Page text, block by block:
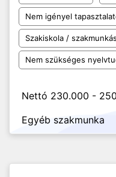
Nem igényel
Szakiskola /
Nem szükséges
Nettó 230.000 -
Egyéb szakmunka